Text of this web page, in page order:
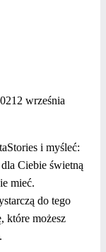
2 września
i myśleć:
Ciebie świetną
mieć.
do tego
które możesz